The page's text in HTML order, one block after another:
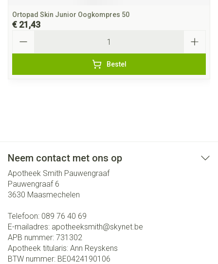
Ortopad Skin Junior Oogkompres 50
€ 21,43
Bestel
Neem contact met ons op
Apotheek Smith Pauwengraaf
Pauwengraaf 6
3630 Maasmechelen
Telefoon: 089 76 40 69
E-mailadres: apotheeksmith@skynet.be
APB nummer: 731302
Apotheek titularis: Ann Reyskens
BTW nummer: BE0424190106